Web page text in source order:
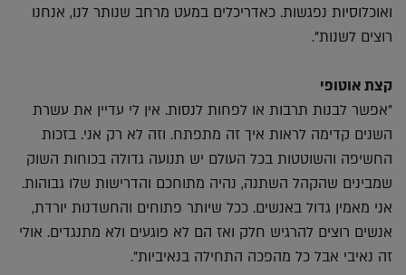
ואוכלוסיות נפגשות. כאדריכלים במעט מרחב שנותר לנו, אנחנו
רוצים לשנות".
קצת אוטופי
"אפשר לבנות תרבות או לפחות לנסות. אין לי עדיין את עשרת
השנים קדימה לראות איך זה מתפתח. וזה לא רק אני. בזכות
החשיפה והשוטטות בכל העולם יש תנועה גדולה בכוחות השוק
שמבינים שהקהל השתנה, נהיה מתוחכם והדרישות שלו גבוהות.
אני מאמין גדול באנשים. ככל שיותר פתוחים והחשדנות יורדת,
אנשים רוצים להרגיש חלק ואז הם לא פוגעים ולא מתנגדים. אולי
זה נאיבי אבל כל מהפכה התחילה בנאיביות".